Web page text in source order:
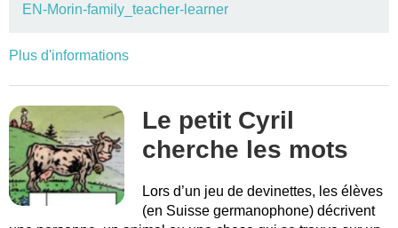
EN-Morin-family_teacher-learner
Plus d'informations
Le petit Cyril
cherche les mots
Lors d’un jeu de devinettes, les élèves
(en Suisse germanophone) décrivent